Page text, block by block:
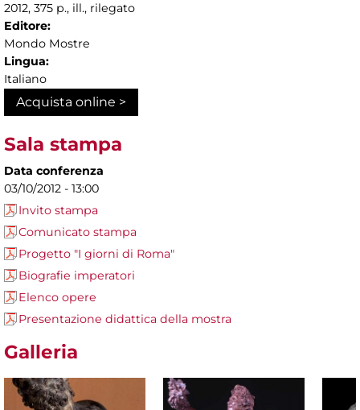
2012, 375 p., ill., rilegato
Editore:
Mondo Mostre
Lingua:
Italiano
Acquista online >
Sala stampa
Data conferenza
03/10/2012 - 13:00
Invito stampa
Comunicato stampa
Progetto "I giorni di Roma"
Biografie imperatori
Elenco opere
Presentazione didattica della mostra
Galleria